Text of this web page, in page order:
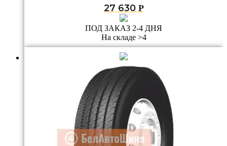
27 630 Р
ПОД ЗАКАЗ 2-4 ДНЯ
На складе >4